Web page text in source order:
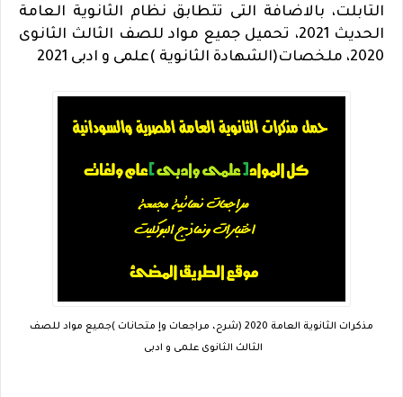
التابلت، بالاضافة التى تتطابق نظام الثانوية العامة
الحديث 2021، تحميل جميع مواد للصف الثالث الثانوى
2020، ملخصات(الشهادة الثانوية )علمى و ادبى 2021
مذكرات الثانوية العامة 2020 (شرح، مراجعات وإ متحانات )جميع مواد للصف
الثالث الثانوى علمى و ادبى